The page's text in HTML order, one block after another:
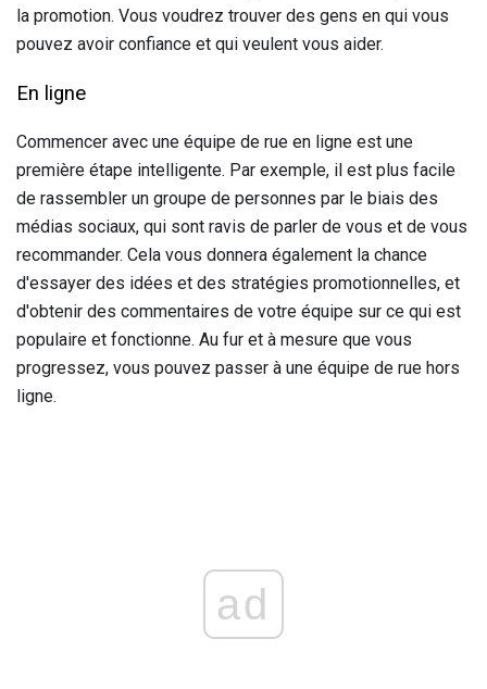
la promotion. Vous voudrez trouver des gens en qui vous
pouvez avoir confiance et qui veulent vous aider.
En ligne
Commencer avec une équipe de rue en ligne est une
première étape intelligente. Par exemple, il est plus facile
de rassembler un groupe de personnes par le biais des
médias sociaux, qui sont ravis de parler de vous et de vous
recommander. Cela vous donnera également la chance
d'essayer des idées et des stratégies promotionnelles, et
d'obtenir des commentaires de votre équipe sur ce qui est
populaire et fonctionne. Au fur et à mesure que vous
progressez, vous pouvez passer à une équipe de rue hors
ligne.
ad